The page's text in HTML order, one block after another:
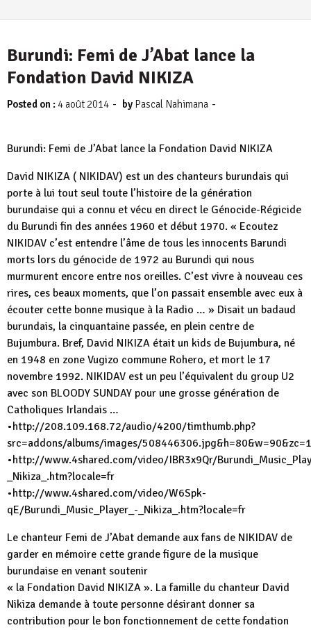
Burundi: Femi de J’Abat lance la
Fondation David NIKIZA
Posted on : 4 août 2014 - by Pascal Nahimana -
Burundi: Femi de J’Abat lance la Fondation David NIKIZA
David NIKIZA ( NIKIDAV) est un des chanteurs burundais qui
porte à lui tout seul toute l’histoire de la génération
burundaise qui a connu et vécu en direct le Génocide-Régicide
du Burundi fin des années 1960 et début 1970. « Ecoutez
NIKIDAV c’est entendre l’âme de tous les innocents Barundi
morts lors du génocide de 1972 au Burundi qui nous
murmurent encore entre nos oreilles. C’est vivre à nouveau ces
rires, ces beaux moments, que l’on passait ensemble avec eux à
écouter cette bonne musique à la Radio … » Disait un badaud
burundais, la cinquantaine passée, en plein centre de
Bujumbura. Bref, David NIKIZA était un kids de Bujumbura, né
en 1948 en zone Vugizo commune Rohero, et mort le 17
novembre 1992. NIKIDAV est un peu l’équivalent du group U2
avec son BLOODY SUNDAY pour une grosse génération de
Catholiques Irlandais …
•http://208.109.168.72/audio/4200/timthumb.php?
src=addons/albums/images/508446306.jpg&h=80&w=90&zc=1
•http://www.4shared.com/video/IBR3x9Qr/
_Nikiza_.htm?locale=fr
•http://www.4shared.com/video/W6Spk-
qE/Burundi_Music_Player_-_Nikiza_.htm?locale=fr
Le chanteur Femi de J’Abat demande aux fans de NIKIDAV de
garder en mémoire cette grande figure de la musique
burundaise en venant soutenir
« la Fondation David NIKIZA ». La famille du chanteur David
Nikiza demande à toute personne désirant donner sa
contribution pour le bon fonctionnement de cette fondation